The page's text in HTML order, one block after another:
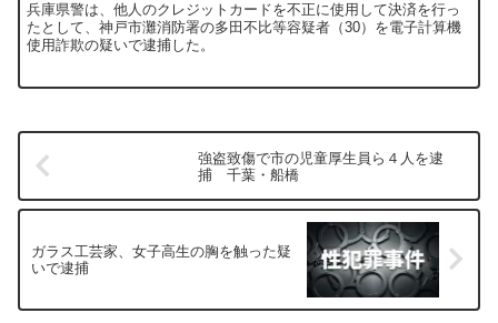
兵庫県警は、他人のクレジットカードを不正に使用して決済を行っ
たとして、神戸市灘消防署の多田不比等容疑者（30）を電子計算機
使用詐欺の疑いで逮捕した。
強盗致傷で市の児童厚生員ら４人を逮
捕 千葉・船橋
ガラス工芸家、女子高生の胸を触った疑
いで逮捕